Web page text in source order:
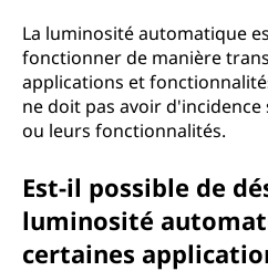
La luminosité automatique
fonctionner de manière
applications et
ne doit pas avoir
ou leurs fonctionnalités.
Est-il possible de
luminosité
certaines